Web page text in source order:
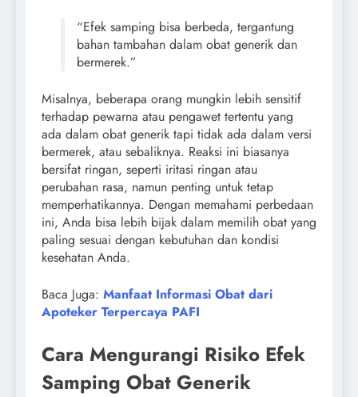
“Efek samping bisa berbeda, tergantung
bahan tambahan dalam obat generik dan
bermerek.”
Misalnya, beberapa orang mungkin lebih sensitif
terhadap pewarna atau pengawet tertentu yang
ada dalam obat generik tapi tidak ada dalam versi
bermerek, atau sebaliknya. Reaksi ini biasanya
bersifat ringan, seperti iritasi ringan atau
perubahan rasa, namun penting untuk tetap
memperhatikannya. Dengan memahami perbedaan
ini, Anda bisa lebih bijak dalam memilih obat yang
paling sesuai dengan kebutuhan dan kondisi
kesehatan Anda.
Baca Juga: Manfaat Informasi Obat dari
Apoteker Terpercaya PAFI
Cara Mengurangi Risiko Efek
Samping Obat Generik